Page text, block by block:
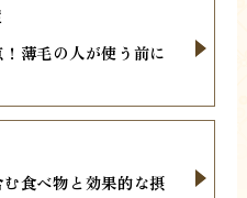
薄毛の人が使う前に
食べ物と効果的な摂